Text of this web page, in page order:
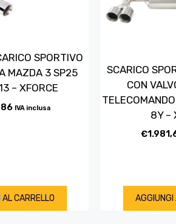
SPORTIVO
MAZDA 3 SP25
– XFORCE
IVA inclusa
CARRELLO
SCARICO
CON
8Y –
€
AGGIUNGI